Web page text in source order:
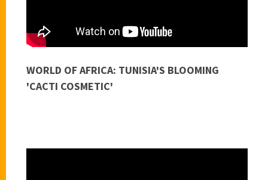
WORLD OF AFRICA: TUNISIA'S BLOOMING
'CACTI COSMETIC'